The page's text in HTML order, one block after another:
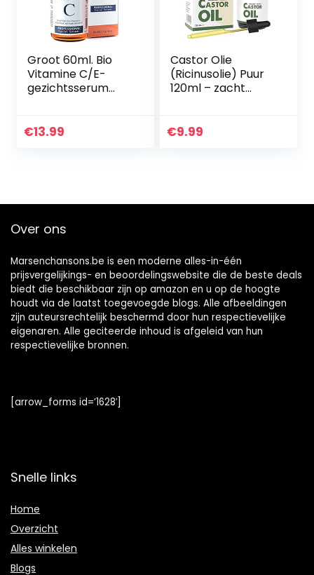
Groot 60ml. Bio
Vitamine C/E-
gezichtsserum
Geschikt.
€13.99
Castor Olie
(Ricinusolie) Puur
120ml – zacht
toepassing –
€9.99
Over ons
Marsenchansons.be is een moderne alles-in-één
prijsvergelijkings- en beoordelingswebsite die de beste deals
biedt die beschikbaar zijn op amazon en u op de hoogte
houdt via de laatst toegevoegde blogs. Alle afbeeldingen
zijn auteursrechtelijk beschermd door hun respectievelijke
eigenaren. Alle geciteerde inhoud is afgeleid van hun
respectievelijke bronnen.
[arrow_forms id=’1628′]
Snelle links
Home
Overzicht
Alles winkelen
Blogs